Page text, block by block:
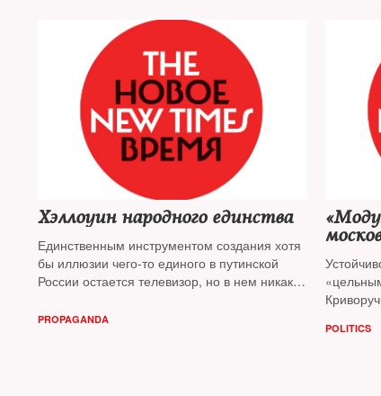
Хэллоуин народного единства
Единственным инструментом создания хотя
бы иллюзии чего-то единого в путинской
России остается телевизор, но в нем никаких
праздника публицисту
PROPAGANDA
точку
POLITICS